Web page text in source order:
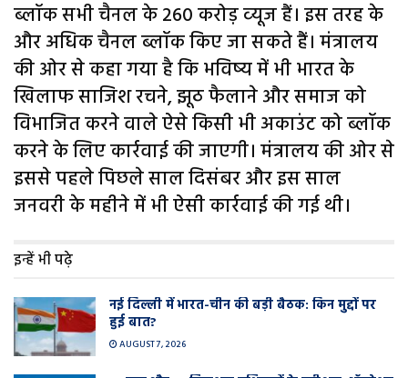
ब्लॉक सभी चैनल के 260 करोड़ व्‍यूज हैं। इस तरह के
और अधिक चैनल ब्लॉक किए जा सकते हैं। मंत्रालय
की ओर से कहा गया है कि भविष्य में भी भारत के
खिलाफ साजिश रचने, झूठ फैलाने और समाज को
विभाजित करने वाले ऐसे किसी भी अकाउंट को ब्लॉक
करने के लिए कार्रवाई की जाएगी। मंत्रालय की ओर से
इससे पहले पिछले साल दिसंबर और इस साल
जनवरी के महीने में भी ऐसी कार्रवाई की गई थी।
इन्हें भी पढ़े
नई दिल्ली में भारत-चीन की बड़ी बैठक: किन मुद्दों पर
हुई बात?
AUGUST 7, 2026